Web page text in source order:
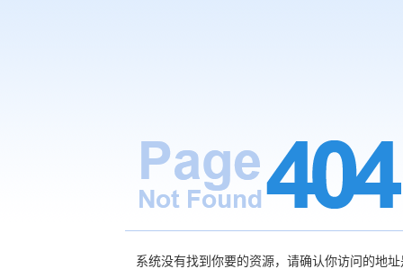
系统没有找到你要的资源，请确认你访问的地